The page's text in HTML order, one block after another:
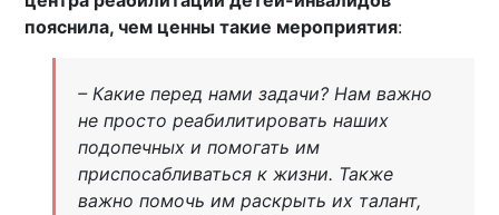
пояснила, чем ценны такие мероприятия:
– Какие перед нами задачи? Нам важно
не просто реабилитировать наших
подопечных и помогать им
приспосабливаться к жизни. Также
важно помочь им раскрыть их талант,